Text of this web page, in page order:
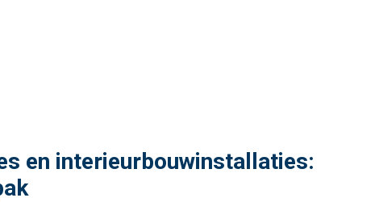
en interieurbouwinstallaties: